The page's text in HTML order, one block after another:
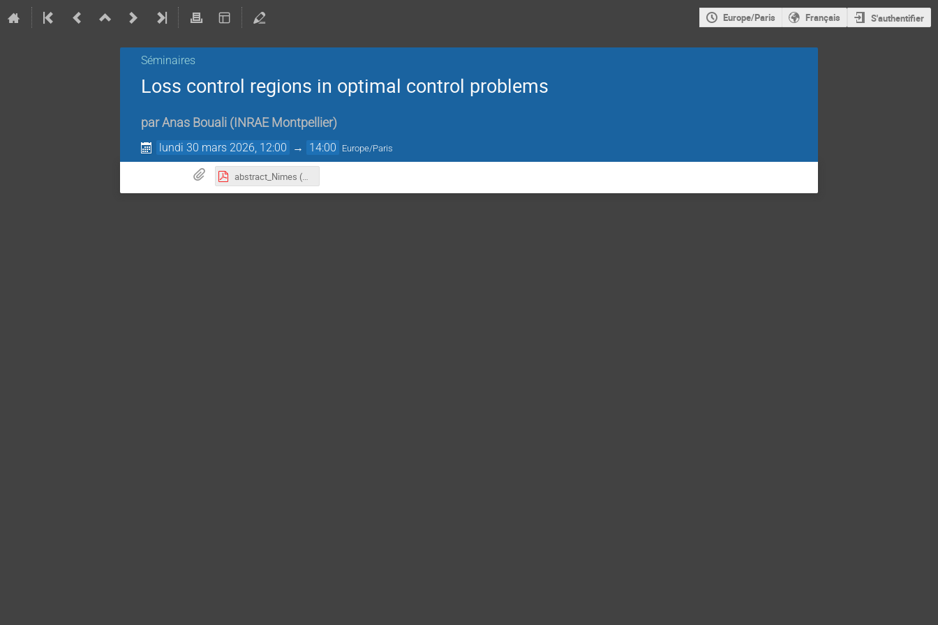
Europe/Paris Français S'authentifier
Séminaires
Loss control regions in optimal control problems
parAnas Bouali ( INRAE Montpellier)
lundi 30 mars 2026, 12:00 → 14:00 Europe/Paris
abstract_Nimes (1).pdf